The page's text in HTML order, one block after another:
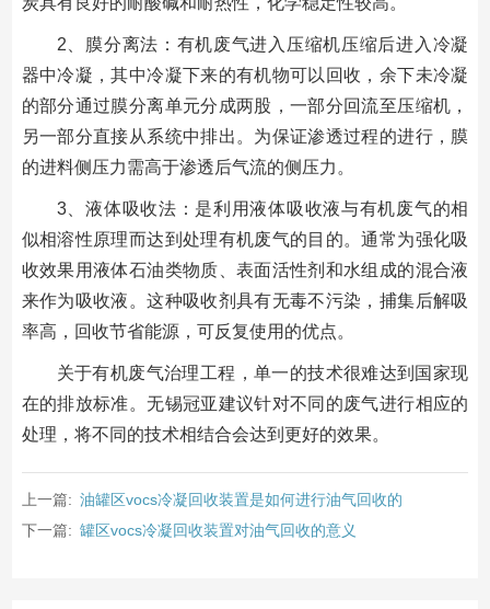
2、膜分离法：有机废气进入压缩机压缩后进入冷凝
器中冷凝，其中冷凝下来的有机物可以回收，余下未冷凝
的部分通过膜分离单元分成两股，一部分回流至压缩机，
另一部分直接从系统中排出。为保证渗透过程的进行，膜
的进料侧压力需高于渗透后气流的侧压力。
3、液体吸收法：是利用液体吸收液与有机废气的相
似相溶性原理而达到处理有机废气的目的。通常为强化吸
收效果用液体石油类物质、表面活性剂和水组成的混合液
来作为吸收液。这种吸收剂具有无毒不污染，捕集后解吸
率高，回收节省能源，可反复使用的优点。
关于有机废气治理工程，单一的技术很难达到国家现
在的排放标准。无锡冠亚建议针对不同的废气进行相应的
处理，将不同的技术相结合会达到更好的效果。
上一篇: 油罐区vocs冷凝回收装置是如何进行油气回收的
下一篇: 罐区vocs冷凝回收装置对油气回收的意义